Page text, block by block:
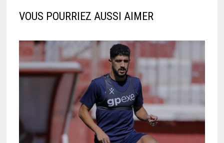
VOUS POURRIEZ AUSSI AIMER